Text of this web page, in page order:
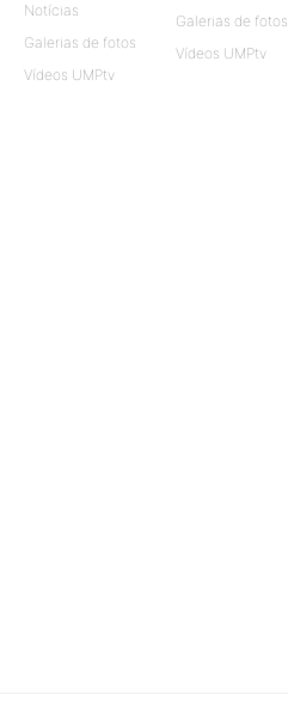
Notícias
Galerias de fotos
Vídeos UMPtv
Galerias de fotos
Vídeos UMPtv